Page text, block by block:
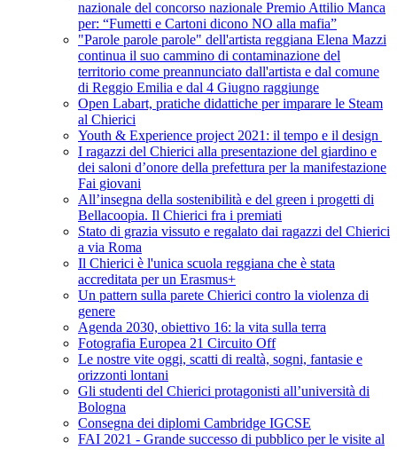
nazionale del concorso nazionale Premio Attilio Manca
per: “Fumetti e Cartoni dicono NO alla mafia”
"Parole parole parole" dell'artista reggiana Elena Mazzi
continua il suo cammino di contaminazione del
territorio come preannunciato dall'artista e dal comune
di Reggio Emilia e dal 4 Giugno raggiunge
Open Labart, pratiche didattiche per imparare le Steam
al Chierici
Youth & Experience project 2021: il tempo e il design
I ragazzi del Chierici alla presentazione del giardino e
dei saloni d’onore della prefettura per la manifestazione
Fai giovani
All’insegna della sostenibilità e del green i progetti di
Bellacoopia. Il Chierici fra i premiati
Stato di grazia vissuto e regalato dai ragazzi del Chierici
a via Roma
Il Chierici è l'unica scuola reggiana che è stata
accreditata per un Erasmus+
Un pattern sulla parete Chierici contro la violenza di
genere
Agenda 2030, obiettivo 16: la vita sulla terra
Fotografia Europea 21 Circuito Off
Le nostre vite oggi, scatti di realtà, sogni, fantasie e
orizzonti lontani
Gli studenti del Chierici protagonisti all’università di
Bologna
Consegna dei diplomi Cambridge IGCSE
FAI 2021 - Grande successo di pubblico per le visite al